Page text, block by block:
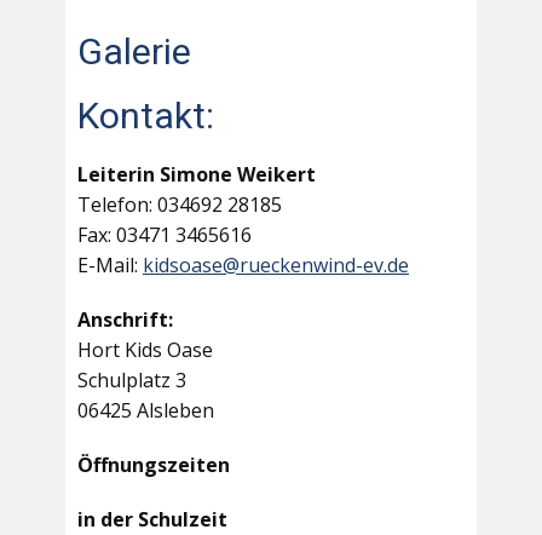
Galerie
Kontakt:
Leiterin Simone Weikert
Telefon: 034692 28185
Fax: 03471 3465616
E-Mail: kidsoase@rueckenwind-ev.de
Anschrift:
Hort Kids Oase
Schulplatz 3
06425 Alsleben
Öffnungszeiten
in der Schulzeit